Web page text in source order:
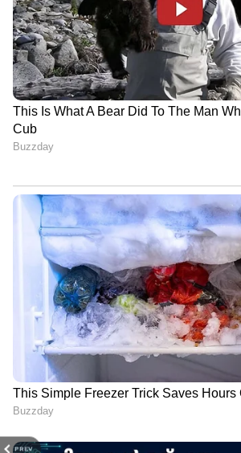
PREV